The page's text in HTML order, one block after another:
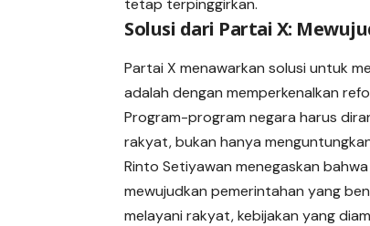
tetap terpinggirkan.
Solusi dari Partai X:
Partai X menawarkan solusi untuk
adalah dengan memperkenalkan
Program-program negara harus
rakyat, bukan hanya
Rinto Setiyawan menegaskan
mewujudkan pemerintahan yang
melayani rakyat, kebijakan yang